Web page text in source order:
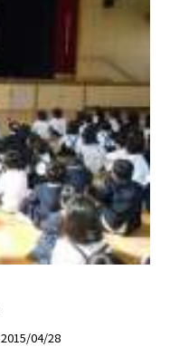
2015/04/28